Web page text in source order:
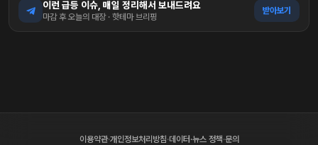
이런 급등 이슈, 매일 정리해서 보내드려요
마감 후 오늘의 대장 · 핫테마 브리핑
받아보기
이용약관·개인정보처리방침·데이터·뉴스 정책·문의